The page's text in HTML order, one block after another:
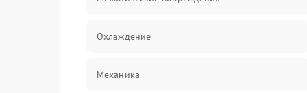
Охлаждение
Механика